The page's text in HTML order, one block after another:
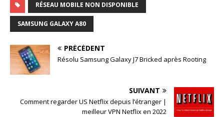
RÉSEAU MOBILE NON DISPONIBLE
SAMSUNG GALAXY A80
PRÉCÉDENT
Résolu Samsung Galaxy J7 Bricked après Rooting
SUIVANT
Comment regarder US Netflix depuis l’étranger |
meilleur VPN Netflix en 2022